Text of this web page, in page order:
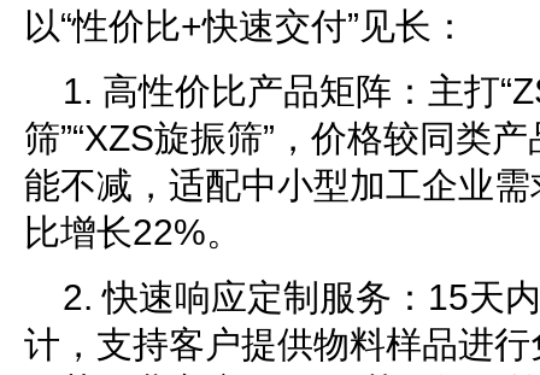
以“性价比+快速交付”见长：
1. 高性价比产品矩阵：主打
筛”“XZS旋振筛”，价格较同类
能不减，适配中小型加工企业
比增长22%。
2. 快速响应定制服务：15天
计，支持客户提供物料样品进